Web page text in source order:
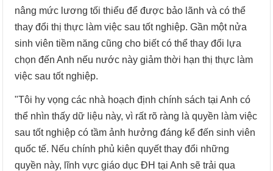
nâng mức lương tối thiểu để được bảo lãnh và có thể
thay đổi thị thực làm việc sau tốt nghiệp. Gần một nửa
sinh viên tiềm năng cũng cho biết có thể thay đổi lựa
chọn đến Anh nếu nước này giảm thời hạn thị thực làm
việc sau tốt nghiệp.
"Tôi hy vọng các nhà hoạch định chính sách tại Anh có
thể nhìn thấy dữ liệu này, vì rất rõ ràng là quyền làm việc
sau tốt nghiệp có tầm ảnh hưởng đáng kể đến sinh viên
quốc tế. Nếu chính phủ kiên quyết thay đổi những
quyền này, lĩnh vực giáo dục ĐH tại Anh sẽ trải qua